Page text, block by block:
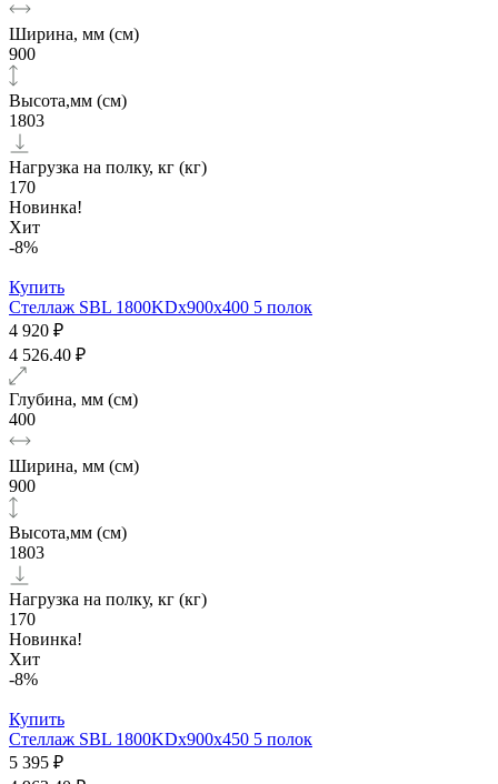
Ширина, мм (см)
900
Высота,мм (см)
1803
Нагрузка на полку, кг (кг)
170
Новинка!
Хит
-8%
Купить
Стеллаж SBL 1800KDх900x400 5 полок
4 920 ₽
4 526.40 ₽
Глубина, мм (см)
400
Ширина, мм (см)
900
Высота,мм (см)
1803
Нагрузка на полку, кг (кг)
170
Новинка!
Хит
-8%
Купить
Стеллаж SBL 1800KDх900x450 5 полок
5 395 ₽